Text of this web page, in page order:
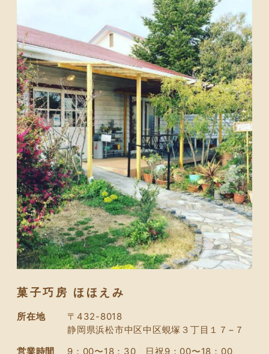
菓子巧房 ほほえみ
所在地
〒432-8018
静岡県浜松市中区中区蜆塚３丁目１７−７
営業時間
9：00〜18：30 日祝9：00〜18：00